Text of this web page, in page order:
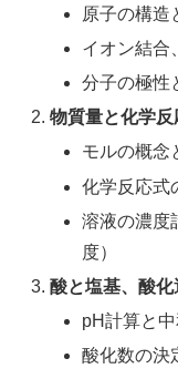
原子の構造
イオン結合
分子の極性
物質量と化学反
モルの概念
化学反応式
溶液の濃度
度）
酸と塩基、酸
pH計算と
酸化数の決